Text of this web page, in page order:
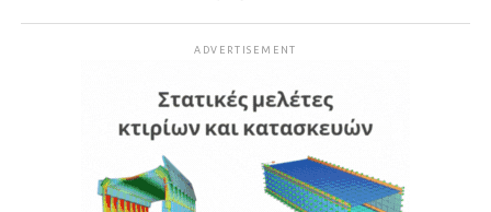
ADVERTISEMENT